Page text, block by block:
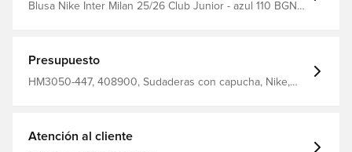
Blusa Nike Inter Milan 25/26 Club Junior - azul 110 BGN
Presupuesto
HM3050-447, 408900, Sudaderas con capucha, Nike,
Atención al cliente